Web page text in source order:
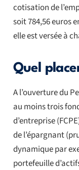
cotisation de
soit 784,56 euros
elle est versée à
Quel
A l’ouverture du
au moins trois
d’entreprise
de l’épargnant
dynamique par
portefeuille